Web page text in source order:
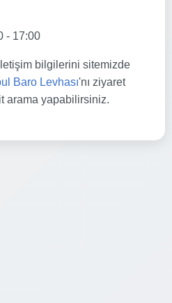
- 17:00
bilgilerini sitemizde
Baro Levhası'nı ziyaret
arama yapabilirsiniz.